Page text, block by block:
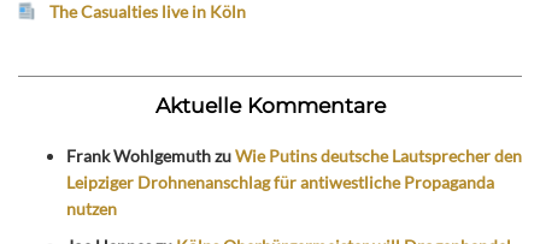
The Casualties live in Köln
Aktuelle Kommentare
Frank WohlgemuthzuWie Putins deutsche Lautsprecher den
Leipziger Drohnenanschlag für antiwestliche Propaganda
nutzen